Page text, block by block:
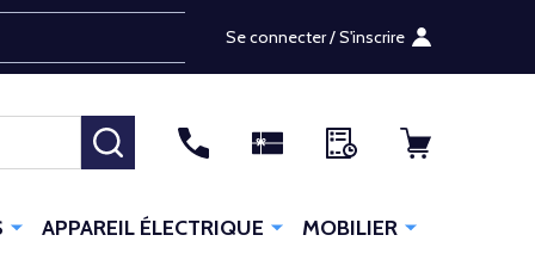
Se connecter / S'inscrire
RECHERCHER
APPAREIL ÉLECTRIQUE MOBILIER